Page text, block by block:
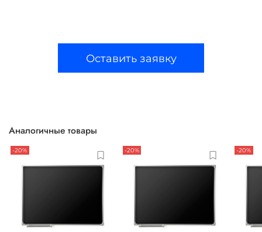
Оставить заявку
Аналогичные товары
-20% -20% -20%